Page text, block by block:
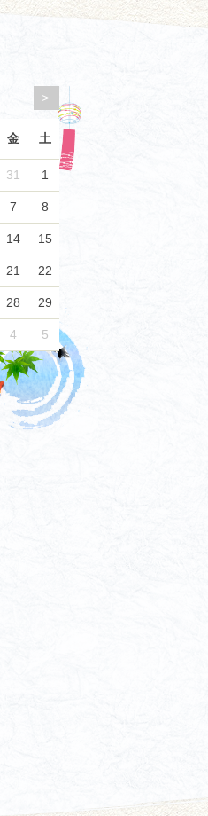
>
金 土
31 1
7 8
14 15
21 22
28 29
4 5